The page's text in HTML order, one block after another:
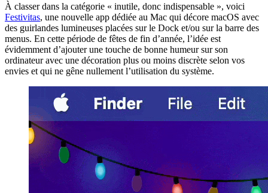
À classer dans la catégorie « inutile, donc indispensable », voici
Festivitas, une nouvelle app dédiée au Mac qui décore macOS avec
des guirlandes lumineuses placées sur le Dock et/ou sur la barre des
menus. En cette période de fêtes de fin d’année, l’idée est
évidemment d’ajouter une touche de bonne humeur sur son
ordinateur avec une décoration plus ou moins discrète selon vos
envies et qui ne gêne nullement l’utilisation du système.